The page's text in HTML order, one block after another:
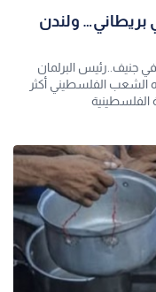
بريطاني… ولندن
جنيف..رئيس البرلمان
الشعب الفلسطيني أكثر
الفلسطينية